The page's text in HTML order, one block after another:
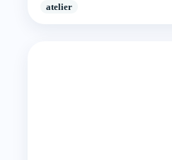
atelier